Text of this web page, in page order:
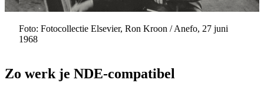
Foto: Fotocollectie Elsevier, Ron Kroon / Anefo, 27 juni
1968
Zo werk je NDE-compatibel